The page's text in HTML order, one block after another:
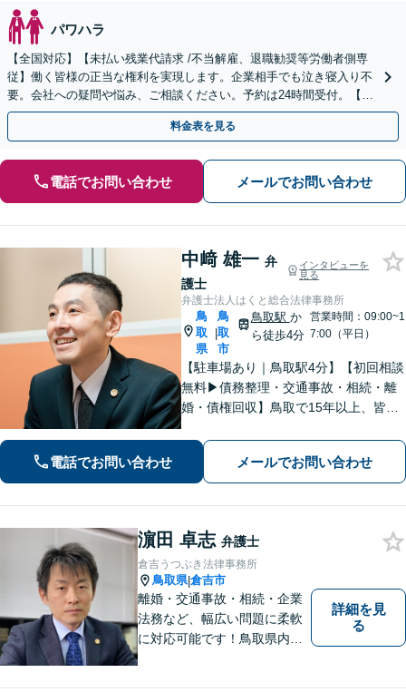
パワハラ
【全国対応】【未払い残業代請求 /不当解雇、退職勧奨等労働者側専
従】働く皆様の正当な権利を実現します。企業相手でも泣き寝入り不
要。会社への疑問や悩み、ご相談ください。予約は24時間受付。【初
回面談無料】【夜間・休日対応可】
料金表を見る
電話でお問い合わせ メールでお問い合わせ
中﨑 雄一 弁
護士
インタビューを
見る
弁護士法人はくと総合法律事務所
鳥
取
県
|
鳥
取
市
鳥取駅 か
ら徒歩4分
営業時間：09:00~1
7:00（平日）
【駐車場あり｜鳥取駅4分】【初回相談
無料▶︎債務整理・交通事故・相続・離
婚・債権回収】鳥取で15年以上、皆さ
ュニケーションを大切にし、お悩みに
真摯に寄り添います。どんな些細なこ
とでもまずはお気軽にご相談くださ
い。
電話でお問い合わせ メールでお問い合わせ
濵田 卓志 弁護士
倉吉うつぶき法律事務所
鳥取県|倉吉市
離婚・交通事故・相続・企業
法務など、幅広い問題に柔軟
に対応可能です！鳥取県内の
詳細を見
る